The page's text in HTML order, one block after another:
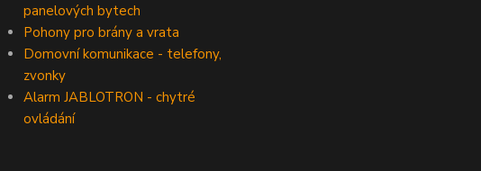
panelových bytech
Pohony pro brány a vrata
Domovní komunikace - telefony,
zvonky
Alarm JABLOTRON - chytré
ovládání